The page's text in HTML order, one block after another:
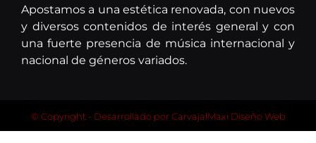
Apostamos a una estética renovada, con nuevos
y diversos contenidos de interés general y con
una fuerte presencia de música internacional y
nacional de géneros variados.
© Copyright - Desarrollado porCarvajalMaxi Diseño Web